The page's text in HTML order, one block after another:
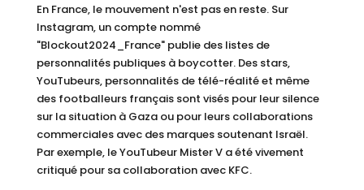
En France, le mouvement n'est pas en reste. Sur
Instagram, un compte nommé
"Blockout2024_France" publie des listes de
personnalités publiques à boycotter. Des stars,
YouTubeurs, personnalités de télé-réalité et même
des footballeurs français sont visés pour leur silence
sur la situation à Gaza ou pour leurs collaborations
commerciales avec des marques soutenant Israël.
Par exemple, le YouTubeur Mister V a été vivement
critiqué pour sa collaboration avec KFC.